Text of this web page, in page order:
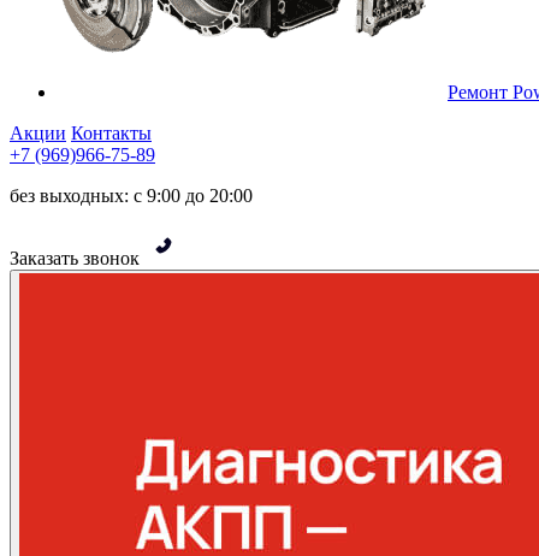
Ремонт
Акции Контакты
+7 (969)966-75-89
без выходных: с 9:00 до 20:00
Заказать звонок